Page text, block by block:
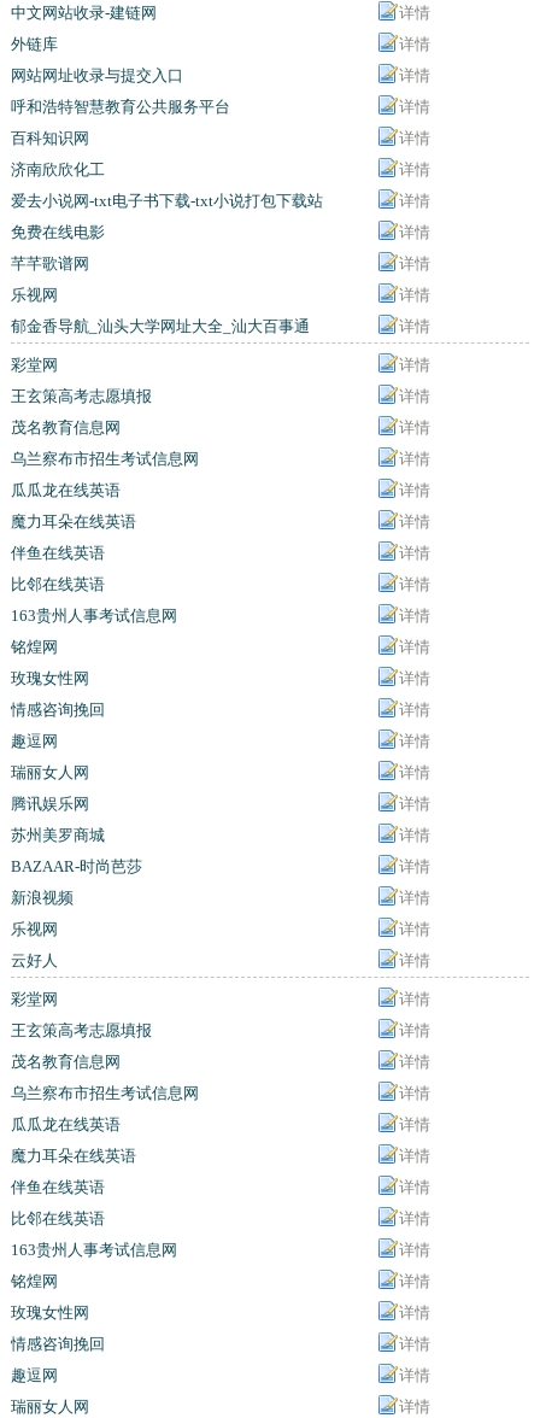
中文网站收录-建链网
详情
外链库
详情
网站网址收录与提交入口
详情
呼和浩特智慧教育公共服务平台
详情
百科知识网
详情
济南欣欣化工
详情
爱去小说网-txt电子书下载-txt小说打包下载站
详情
免费在线电影
详情
芊芊歌谱网
详情
乐视网
详情
郁金香导航_汕头大学网址大全_汕大百事通
详情
彩堂网
详情
王玄策高考志愿填报
详情
茂名教育信息网
详情
乌兰察布市招生考试信息网
详情
瓜瓜龙在线英语
详情
魔力耳朵在线英语
详情
伴鱼在线英语
详情
比邻在线英语
详情
163贵州人事考试信息网
详情
铭煌网
详情
玫瑰女性网
详情
情感咨询挽回
详情
趣逗网
详情
瑞丽女人网
详情
腾讯娱乐网
详情
苏州美罗商城
详情
BAZAAR-时尚芭莎
详情
新浪视频
详情
乐视网
详情
云好人
详情
彩堂网
详情
王玄策高考志愿填报
详情
茂名教育信息网
详情
乌兰察布市招生考试信息网
详情
瓜瓜龙在线英语
详情
魔力耳朵在线英语
详情
伴鱼在线英语
详情
比邻在线英语
详情
163贵州人事考试信息网
详情
铭煌网
详情
玫瑰女性网
详情
情感咨询挽回
详情
趣逗网
详情
瑞丽女人网
详情